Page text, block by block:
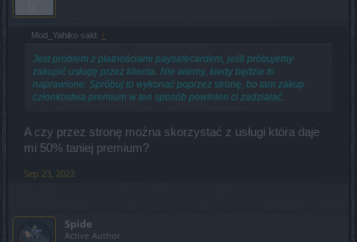
Mod_Yahiko said: ↑
Jest problem z płatnościami paysafecardem, jeśli próbujemy
zakupić usługę przez klienta. Nie wiemy, kiedy będzie to
naprawione. Spróbuj to wykonać poprzez stronę, bo tam zakup
członkostwa premium w ten sposób powinien ci zadziałać.
A czy przez stronę można skorzystać z usługi która daje
mi 50% taniej premium?
Sep 23, 2022
Spide
Active Author